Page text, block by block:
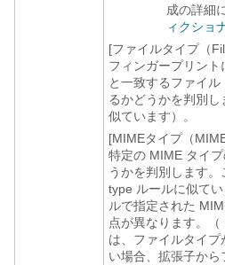
成の詳細
ィクショ
[ファイルタイプ（
フィンガープリン
と一致するファイ
るかどうかを判別
似ています）。
[MIMEタイプ（
特定の MIME タイ
うかを判別します
type ルールに似て
ルで指定された
点が異なります。（
は、ファイルタイ
い場合、拡張子か